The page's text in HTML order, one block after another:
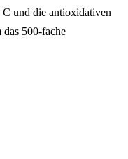
und die antioxidativen
500-fache